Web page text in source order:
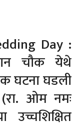
Day :
चौक येथे
घटना घडली
ओम नमः